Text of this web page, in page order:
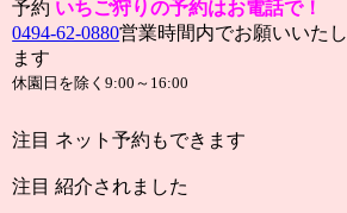
予約 いちご狩りの予約はお電話で！
0494-62-0880営業時間内でお願いいたし
ます
休園日を除く9:00～16:00
注目 ネット予約もできます
注目 紹介されました